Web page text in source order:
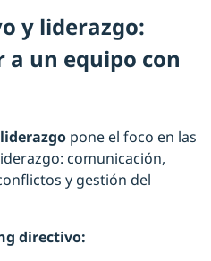
y liderazgo:
un equipo con
pone el foco en las
comunicación,
y gestión del
directivo: